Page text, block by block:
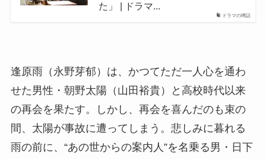
ドラマの噂話
た」 | ドラマ...
逢原雨（永野芽郁）は、かつてただ一人心を通わ
せた男性・朝野太陽（山田裕貴）と高校時代以来
の再会を果たす。しかし、再会を喜んだのも束の
間、太陽が事故に遭ってしまう。悲しみに暮れる
雨の前に、“あの世からの案内人”を名乗る男・日下